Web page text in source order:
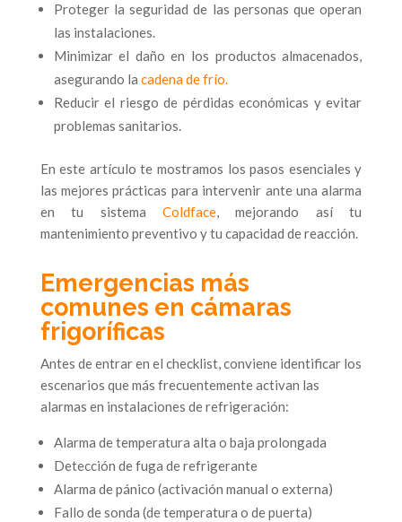
Proteger la seguridad de las personas que operan
las instalaciones.
Minimizar el daño en los productos almacenados,
asegurando la cadena de frío.
Reducir el riesgo de pérdidas económicas y evitar
problemas sanitarios.
En este artículo te mostramos los pasos esenciales y
las mejores prácticas para intervenir ante una alarma
en tu sistema Coldface, mejorando así tu
mantenimiento preventivo y tu capacidad de reacción.
Emergencias más
comunes en cámaras
frigoríficas
Antes de entrar en el checklist, conviene identificar los
escenarios que más frecuentemente activan las
alarmas en instalaciones de refrigeración:
Alarma de temperatura alta o baja prolongada
Detección de fuga de refrigerante
Alarma de pánico (activación manual o externa)
Fallo de sonda (de temperatura o de puerta)